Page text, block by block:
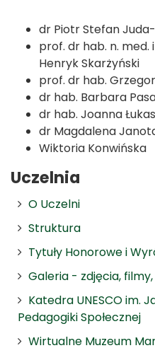
Uczelnia
O Uczelni
Struktura
Tytuły Honorowe i
Galeria - zdjęcia,
Katedra UNESCO im.
Pedagogiki Społecznej
Wirtualne Muzeum
dr Piotr Stefan
prof. dr hab. n. med.
Henryk Skarżyński
prof. dr hab.
dr hab. Barbara
dr hab. Joanna
dr Magdalena
Wiktoria Konwińska